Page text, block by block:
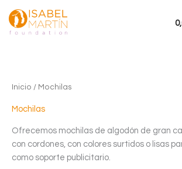
contenido
Inicio / Mochilas
Mochilas
Ofrecemos mochilas de algodón de gran
con cordones, con colores surtidos o lisas
como soporte publicitario.